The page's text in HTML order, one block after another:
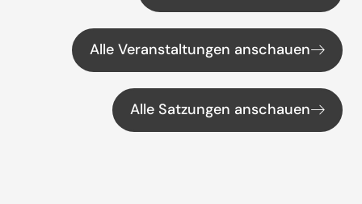
Alle Veranstaltungen anschauen
Alle Satzungen anschauen